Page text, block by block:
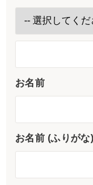
お名前
お名前 (ふりがな)